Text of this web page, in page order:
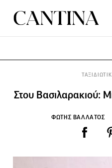
Στου Βασιλαρακιού:
ΦΩΤΗΣ ΒΑΛΛΑΤΟΣ